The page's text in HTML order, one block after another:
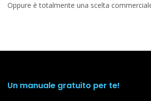
Oppure è totalmente una scelta
Un manuale gratuito per te!